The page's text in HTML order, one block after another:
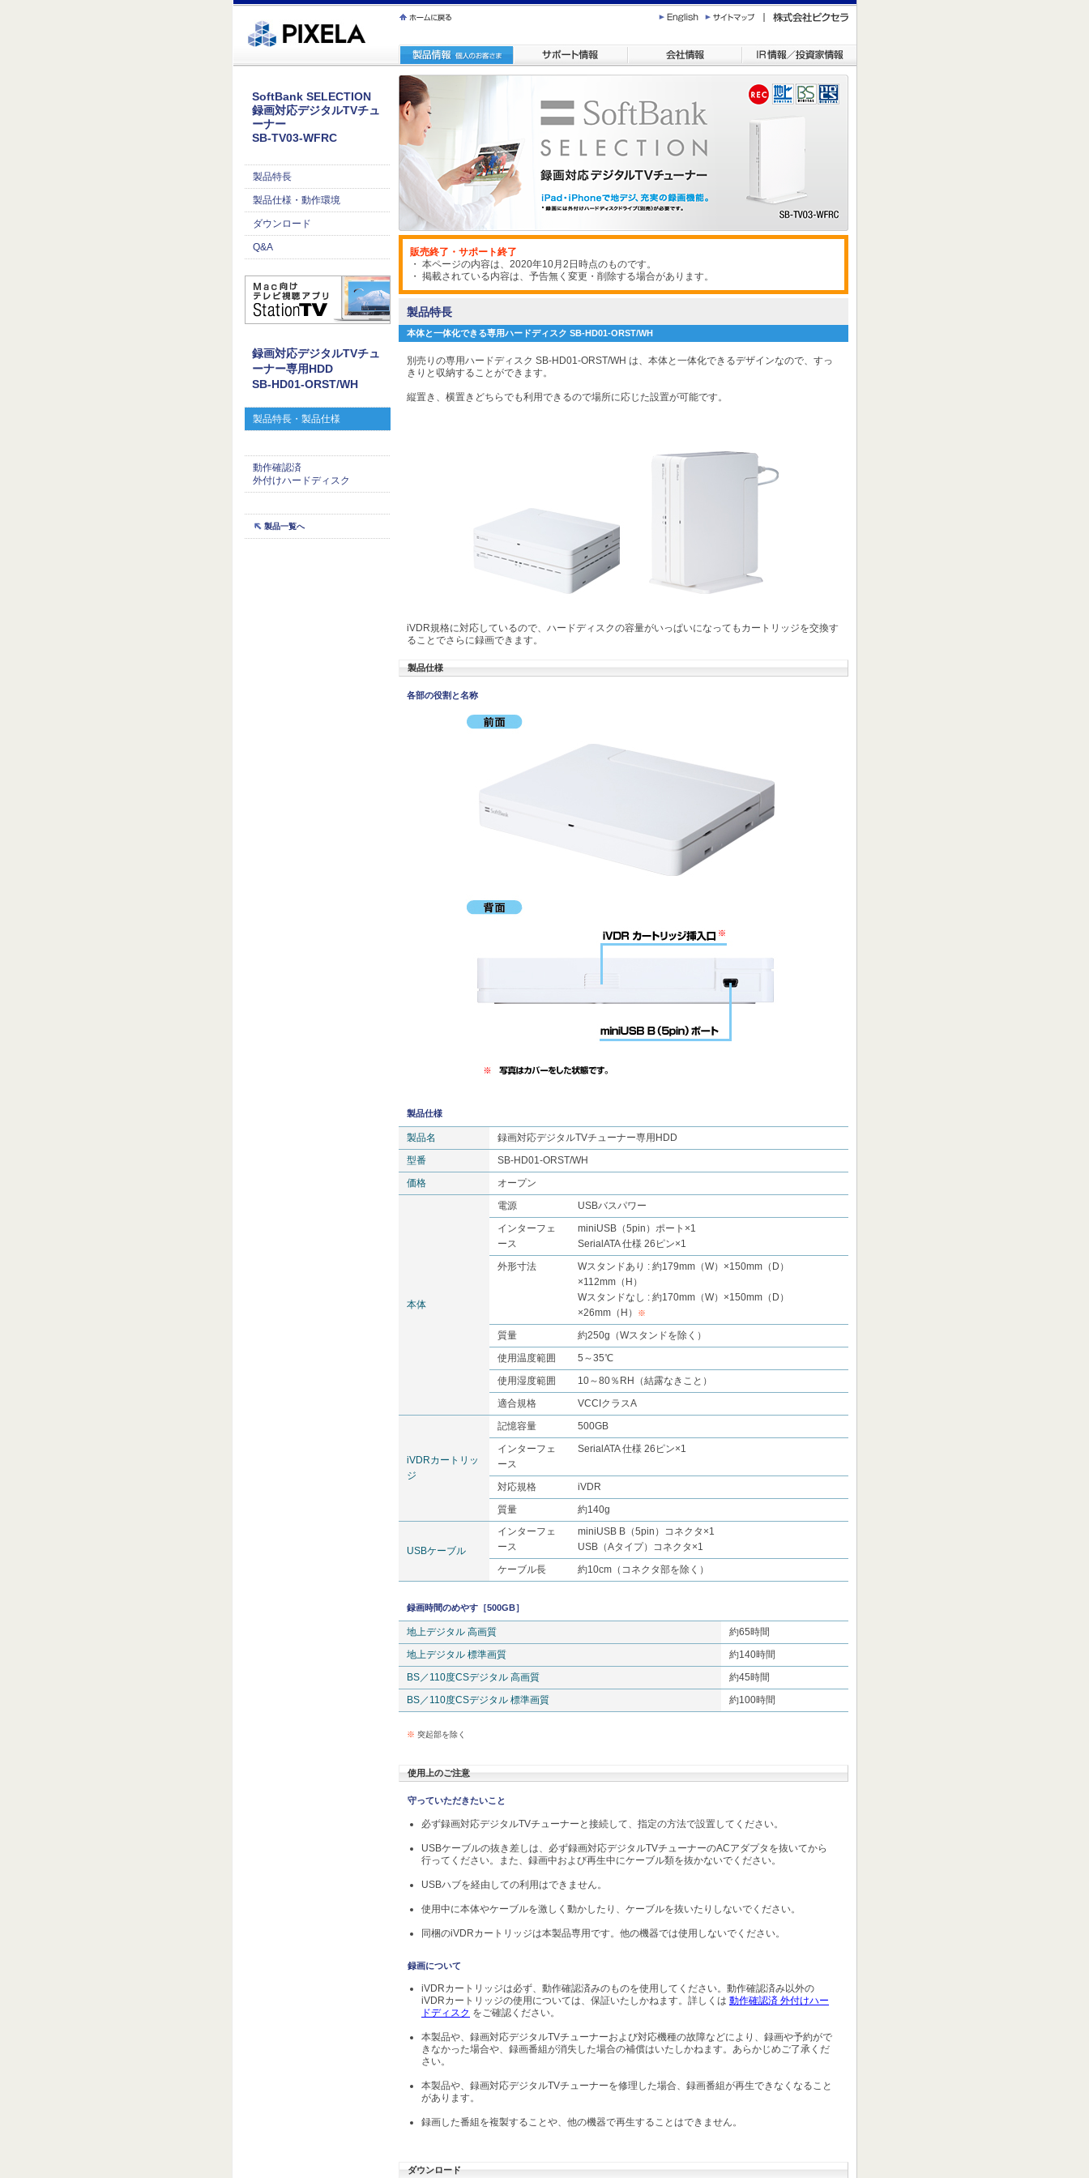
ｸ蜀�ｒ遘ｻ蜍輔☆繧九◆繧√�繝ｪ繝ｳ繧ｯ縺ｧ縺吶�
SoftBank SELECTION
録画対応デジタルTVチュ
ーナー
SB-TV03-WFRC
製品特長
製品仕様・動作環境
ダウンロード
Q&A
録画対応デジタルTVチュ
ーナー専用HDD
SB-HD01-ORST/WH
製品特長・製品仕様
動作確認済
外付けハードディスク
製品一覧へ
販売終了・サポート終了
・ 本ページの内容は、2020年10月2日時点のものです。
・ 掲載されている内容は、予告無く変更・削除する場合があります。
製品特長
本体と一体化できる専用ハードディスク SB-HD01-ORST/WH
別売りの専用ハードディスク SB-HD01-ORST/WH は、本体と一体化できるデザインなので、すっ
きりと収納することができます。
縦置き、横置きどちらでも利用できるので場所に応じた設置が可能です。
iVDR規格に対応しているので、ハードディスクの容量がいっぱいになってもカートリッジを交換す
ることでさらに録画できます。
製品仕様
各部の役割と名称
製品仕様
製品名
録画対応デジタルTVチューナー専用HDD
型番
SB-HD01-ORST/WH
価格
オープン
本体
電源
USBバスパワー
インターフェ
ース
miniUSB（5pin）ポート×1
SerialATA 仕様 26ピン×1
外形寸法
Wスタンドあり : 約179mm（W）×150mm（D）
×112mm（H）
Wスタンドなし : 約170mm（W）×150mm（D）
×26mm（H）
※
質量
約250g（Wスタンドを除く）
使用温度範囲
5～35℃
使用湿度範囲
10～80％RH（結露なきこと）
適合規格
VCCIクラスA
iVDRカートリッ
ジ
記憶容量
500GB
インターフェ
ース
SerialATA 仕様 26ピン×1
対応規格
iVDR
質量
約140g
USBケーブル
インターフェ
ース
miniUSB B（5pin）コネクタ×1
USB（Aタイプ）コネクタ×1
ケーブル長
約10cm（コネクタ部を除く）
録画時間のめやす［500GB］
地上デジタル 高画質
約65時間
地上デジタル 標準画質
約140時間
BS／110度CSデジタル 高画質
約45時間
BS／110度CSデジタル 標準画質
約100時間
※ 突起部を除く
使用上のご注意
守っていただきたいこと
必ず録画対応デジタルTVチューナーと接続して、指定の方法で設置してください。
USBケーブルの抜き差しは、必ず録画対応デジタルTVチューナーのACアダプタを抜いてから
行ってください。また、録画中および再生中にケーブル類を抜かないでください。
USBハブを経由しての利用はできません。
使用中に本体やケーブルを激しく動かしたり、ケーブルを抜いたりしないでください。
同梱のiVDRカートリッジは本製品専用です。他の機器では使用しないでください。
録画について
iVDRカートリッジは必ず、動作確認済みのものを使用してください。動作確認済み以外の
iVDRカートリッジの使用については、保証いたしかねます。詳しくは 動作確認済 外付けハー
ドディスク をご確認ください。
本製品や、録画対応デジタルTVチューナーおよび対応機種の故障などにより、録画や予約がで
きなかった場合や、録画番組が消失した場合の補償はいたしかねます。あらかじめご了承くだ
さい。
本製品や、録画対応デジタルTVチューナーを修理した場合、録画番組が再生できなくなること
があります。
録画した番組を複製することや、他の機器で再生することはできません。
ダウンロード